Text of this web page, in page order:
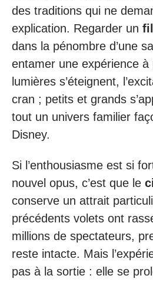
des traditions qui ne
explication. Regarder un
dans la pénombre d’une
entamer une expérience
lumières s’éteignent,
cran ; petits et grands
tout un univers familier
Disney.
Si l’enthousiasme est si
nouvel opus, c’est que le
conserve un attrait
précédents volets ont
millions de spectateurs,
reste intacte. Mais
pas à la sortie : elle se